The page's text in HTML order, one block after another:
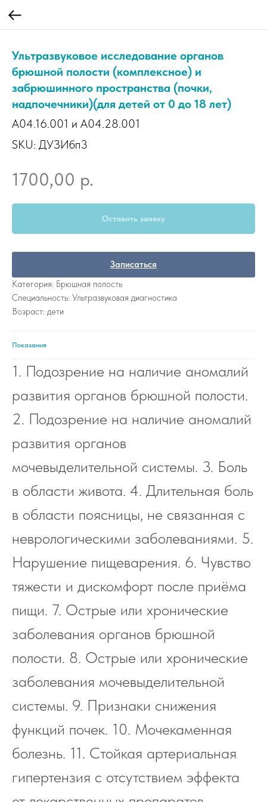
Ультразвуковое исследование органов
брюшной полости (комплексное) и
забрюшинного пространства (почки,
надпочечники)(для детей от 0 до 18 лет)
A04.16.001 и A04.28.001
SKU: ДУЗИбп3
1700,00 р.
Оставить заявку
Записаться
Категория: Брюшная полость
Специальность: Ультразвуковая диагностика
Возраст: дети
Показания
1. Подозрение на наличие аномалий
развития органов брюшной полости.
2. Подозрение на наличие аномалий
развития органов
мочевыделительной системы. 3. Боль
в области живота. 4. Длительная боль
в области поясницы, не связанная с
неврологическими заболеваниями. 5.
Нарушение пищеварения. 6. Чувство
тяжести и дискомфорт после приёма
пищи. 7. Острые или хронические
заболевания органов брюшной
полости. 8. Острые или хронические
заболевания мочевыделительной
системы. 9. Признаки снижения
функций почек. 10. Мочекаменная
болезнь. 11. Стойкая артериальная
гипертензия с отсутствием эффекта